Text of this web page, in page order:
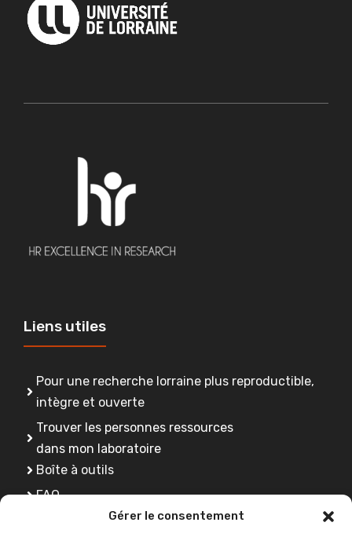
Gérer le consentement
Liens utiles
Pour une recherche lorraine plus reproductible,
intègre et ouverte
Trouver les personnes ressources
dans mon laboratoire
Boîte à outils
FAQ